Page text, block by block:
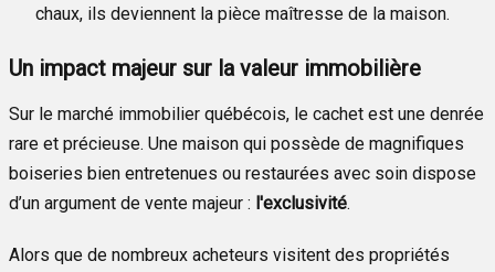
chaux, ils deviennent la pièce maîtresse de la maison.
Un impact majeur sur la valeur immobilière
Sur le marché immobilier québécois, le cachet est une denrée
rare et précieuse. Une maison qui possède de magnifiques
boiseries bien entretenues ou restaurées avec soin dispose
d’un argument de vente majeur : l'exclusivité.
Alors que de nombreux acheteurs visitent des propriétés